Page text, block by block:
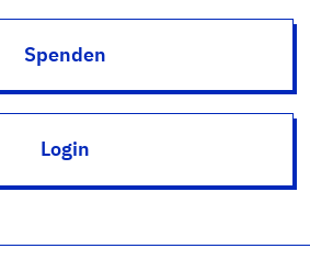
Spenden
Login